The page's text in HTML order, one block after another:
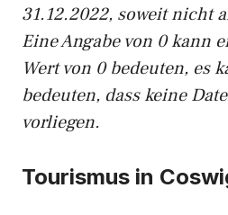
31.12.2022, soweit nicht
Eine Angabe von 0 kann
Wert von 0 bedeuten, es
bedeuten, dass keine
vorliegen.
Tourismus in